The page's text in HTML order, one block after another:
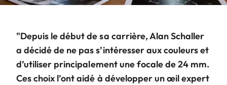
"Depuis le début de sa carrière, Alan Schaller
a décidé de ne pas s’intéresser aux couleurs et
d’utiliser principalement une focale de 24 mm.
Ces choix l’ont aidé à développer un œil expert